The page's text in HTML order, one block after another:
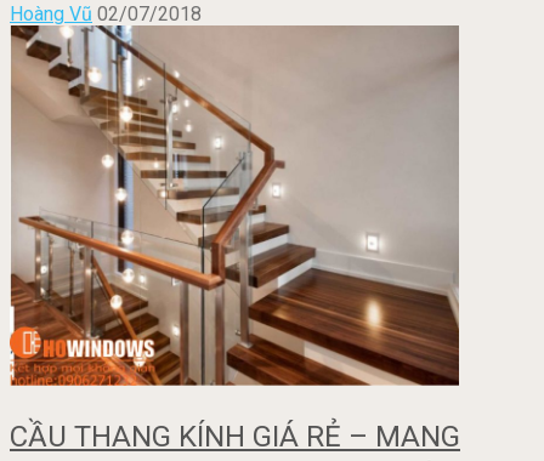
Hoàng Vũ 02/07/2018
CẦU THANG KÍNH GIÁ RẺ – MANG